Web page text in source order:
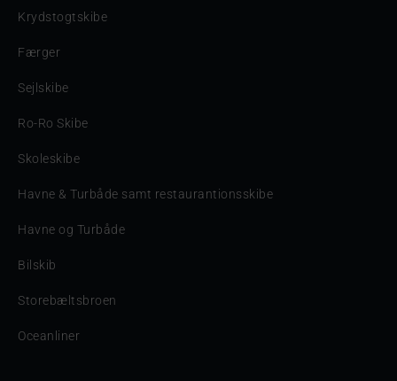
Krydstogtskibe
Færger
Sejlskibe
Ro-Ro Skibe
Skoleskibe
Havne & Turbåde samt restaurantionsskibe
Havne og Turbåde
Bilskib
Storebæltsbroen
Oceanliner